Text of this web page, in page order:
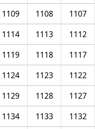
1107
1108
1109
1112
1113
1114
1117
1118
1119
1122
1123
1124
1127
1128
1129
1132
1133
1134